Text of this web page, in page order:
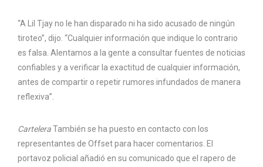
“A Lil Tjay no le han disparado ni ha sido acusado de ningún
tiroteo”, dijo. “Cualquier información que indique lo contrario
es falsa. Alentamos a la gente a consultar fuentes de noticias
confiables y a verificar la exactitud de cualquier información,
antes de compartir o repetir rumores infundados de manera
reflexiva”.
CarteleraTambién se ha puesto en contacto con los
representantes de Offset para hacer comentarios. El
portavoz policial añadió en su comunicado que el rapero de